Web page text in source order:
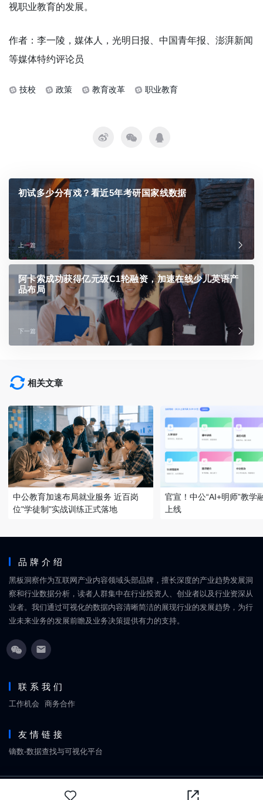
视职业教育的发展。
作者：李一陵，媒体人，光明日报、中国青年报、澎湃新闻
等媒体特约评论员
技校 政策 教育改革 职业教育
初试多少分有戏？看近5年考研国家线数据
上一篇
阿卡索成功获得亿元级C1轮融资，加速在线少儿英语产
品布局
下一篇
相关文章
中公教育加速布局就业服务 近百岗
位"学徒制"实战训练正式落地
官宣！中公“AI+明师”教学
上线
品牌介绍
黑板洞察作为互联网产业内容领域头部品牌，擅长深度的产业趋势发展洞
察和行业数据分析，读者人群集中在行业投资人、创业者以及行业资深从
业者。我们通过可视化的数据内容清晰简洁的展现行业的发展趋势，为行
业未来业务的发展前瞻及业务决策提供有力的支持。
联系我们
工作机会 商务合作
友情链接
镝数-数据查找与可视化平台
Copyright © 2018-2026黑板洞察
北京丹禧福伦文化传媒有限